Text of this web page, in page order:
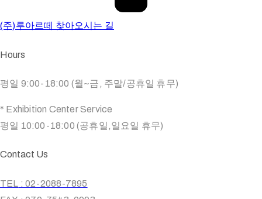
(주)루아르떼 찾아오시는 길
Hours
평일 9:00-18:00 (월~금, 주말/공휴일 휴무)
* Exhibition Center Service
평일 10:00-18:00 (공휴일,일요일 휴무)
Contact Us
TEL : 02-2088-7895